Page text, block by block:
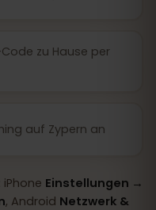
zu Hause per
auf Zypern an
Einstellungen →
, Android Netzwerk &